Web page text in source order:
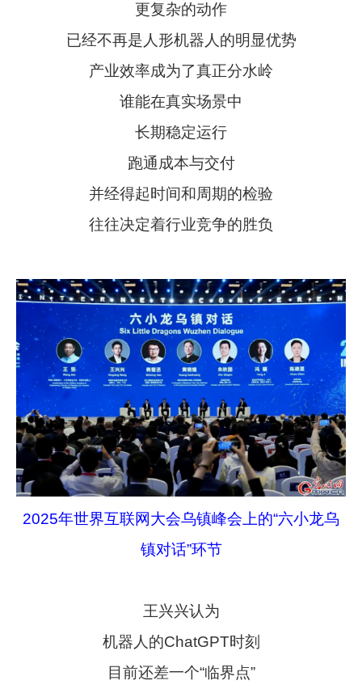
更复杂的动作
已经不再是人形机器人的明显优势
产业效率成为了真正分水岭
谁能在真实场景中
长期稳定运行
跑通成本与交付
并经得起时间和周期的检验
往往决定着行业竞争的胜负
2025年世界互联网大会乌镇峰会上的“六小龙乌
镇对话”环节
王兴兴认为
机器人的ChatGPT时刻
目前还差一个“临界点”